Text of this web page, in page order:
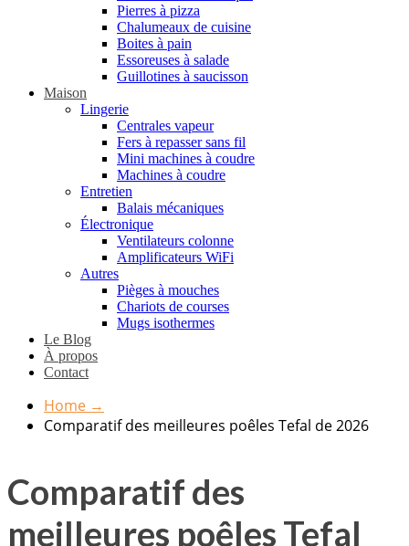
Pierres à pizza
Chalumeaux de cuisine
Boites à pain
Essoreuses à salade
Guillotines à saucisson
Maison
Lingerie
Centrales vapeur
Fers à repasser sans fil
Mini machines à coudre
Machines à coudre
Entretien
Balais mécaniques
Électronique
Ventilateurs colonne
Amplificateurs WiFi
Autres
Pièges à mouches
Chariots de courses
Mugs isothermes
Le Blog
À propos
Contact
Home →
Comparatif des meilleures poêles Tefal de 2026
Comparatif des
meilleures poêles Tefal